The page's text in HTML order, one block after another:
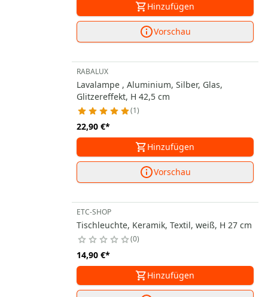
Hinzufügen
Vorschau
RABALUX
Lavalampe , Aluminium, Silber, Glas,
Glitzereffekt, H 42,5 cm
1
22,90 €*
Hinzufügen
Vorschau
ETC-SHOP
Tischleuchte, Keramik, Textil, weiß, H 27 cm
0
14,90 €*
Hinzufügen